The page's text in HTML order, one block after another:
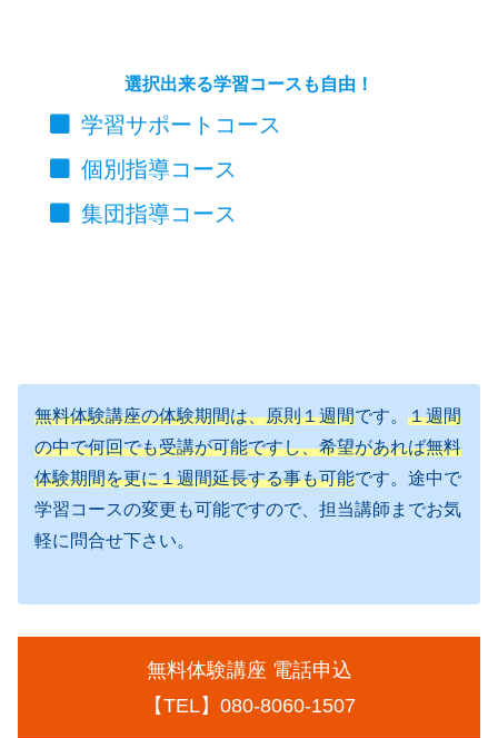
選択出来る学習コースも自由！
学習サポートコース
個別指導コース
集団指導コース
無料体験講座の体験期間は、原則１週間です。 １週間
の中で何回でも受講が可能ですし、希望があれば無料
体験期間を更に１週間延長する事も可能です。途中で
学習コースの変更も可能ですので、担当講師までお気
軽に問合せ下さい。
無料体験講座 電話申込
【TEL】080-8060-1507